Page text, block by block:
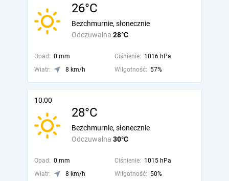
26°C
Odczuwalna 28°C
Bezchmurnie, słonecznie
Opad: 0 mm Ciśnienie: 1016 hPa
Wiatr:
8 km/h Wilgotność: 57%
10:00
28°C
Odczuwalna 30°C
Bezchmurnie, słonecznie
Opad: 0 mm Ciśnienie: 1015 hPa
Wiatr:
8 km/h Wilgotność: 50%